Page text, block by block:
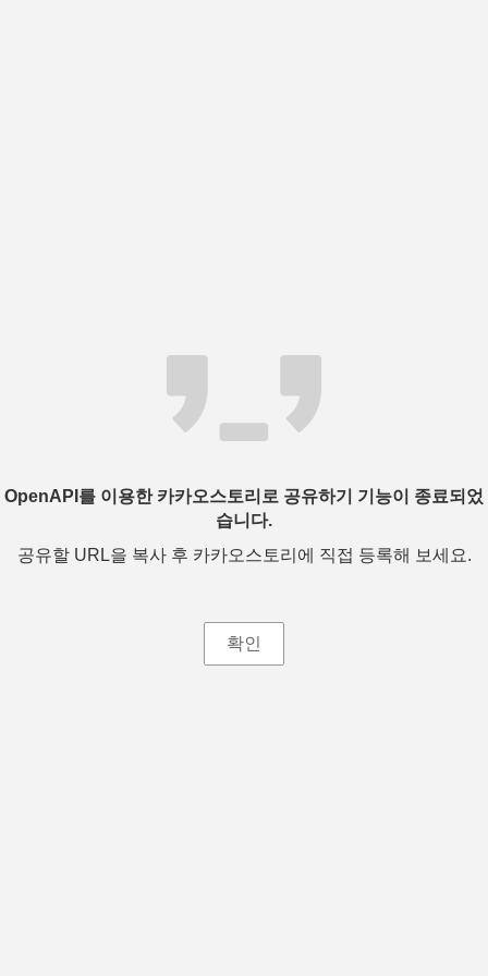
OpenAPI를 이용한 카카오스토리로 공유하기 기능이 종료되었
습니다.
공유할 URL을 복사 후 카카오스토리에 직접 등록해 보세요.
확인